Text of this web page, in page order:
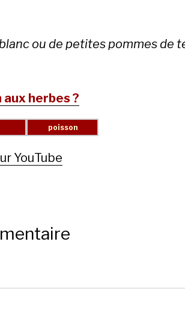
ou de petites pommes de
herbes ?
YouTube